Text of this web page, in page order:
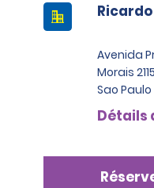
Avenida
Morais 2115
Sao Paulo
Détails